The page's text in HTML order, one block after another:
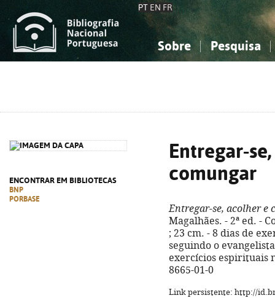
PT EN FR
Sobre Pesquisa
ENCONTRAR EM BIBLIOTECAS
BNP
PORBASE
Entregar-
comungar
Entregar-se, acolher e
Magalhães. - 2ª ed. -
; 23 cm. - 8 dias de
seguindo o
exercícios espirituais
8665-01-0
Link persistente: http://